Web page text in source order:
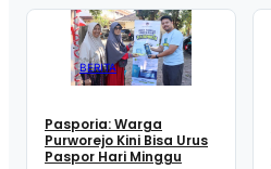
BERITA
Pasporia: Warga
Purworejo Kini Bisa Urus
Paspor Hari Minggu